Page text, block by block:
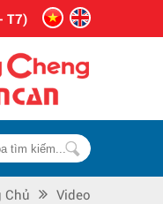
T7)
Chủ Video